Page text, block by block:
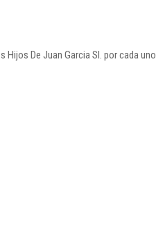
De Juan Garcia Sl. por cada